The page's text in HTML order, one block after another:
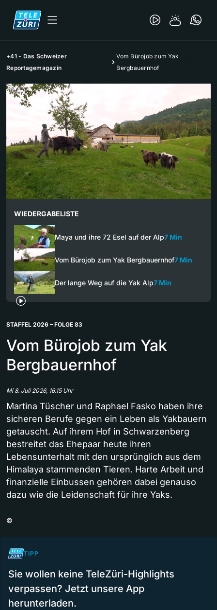
+41 - Das Schweizer
Reportagemagazin
Vom Bürojob zum Yak
Bergbauernhof
WIEDERGABELISTE
Maya und ihre 72 Esel auf der Alp7 Min
Vom Bürojob zum Yak Bergbauernhof7 Min
Der lange Weg auf die Yak Alp7 Min
STAFFEL 2026 – FOLGE 83
Vom Bürojob zum Yak
Bergbauernhof
Mi 8. Juli 2026, 16.15 Uhr
Martina Tüscher und Raphael Fasko haben ihre
sicheren Berufe gegen ein Leben als Yakbauern
getauscht. Auf ihrem Hof in Schwarzenberg
bestreitet das Ehepaar heute ihren
Lebensunterhalt mit den ursprünglich aus dem
Himalaya stammenden Tieren. Harte Arbeit und
finanzielle Einbussen gehören dabei genauso
dazu wie die Leidenschaft für ihre Yaks.
©
TIPP
Sie wollen keine TeleZüri-Highlights
verpassen? Jetzt unsere App
herunterladen.